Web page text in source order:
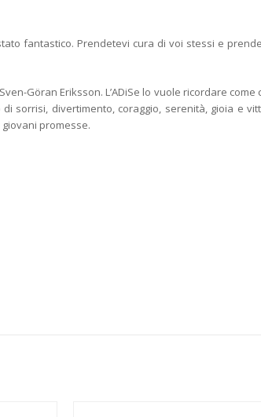
fantastico. Prendetevi cura di voi stessi e
Göran Eriksson. L’ADiSe lo vuole ricordare come
sorrisi, divertimento, coraggio, serenità, gioia e
promesse.